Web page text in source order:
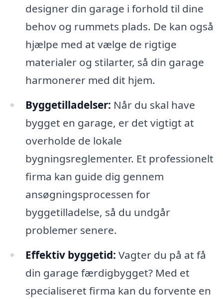
designer din garage i forhold til dine
behov og rummets plads. De kan også
hjælpe med at vælge de rigtige
materialer og stilarter, så din garage
harmonerer med dit hjem.
Byggetilladelser: Når du skal have
bygget en garage, er det vigtigt at
overholde de lokale
bygningsreglementer. Et professionelt
firma kan guide dig gennem
ansøgningsprocessen for
byggetilladelse, så du undgår
problemer senere.
Effektiv byggetid: Vagter du på at få
din garage færdigbygget? Med et
specialiseret firma kan du forvente en